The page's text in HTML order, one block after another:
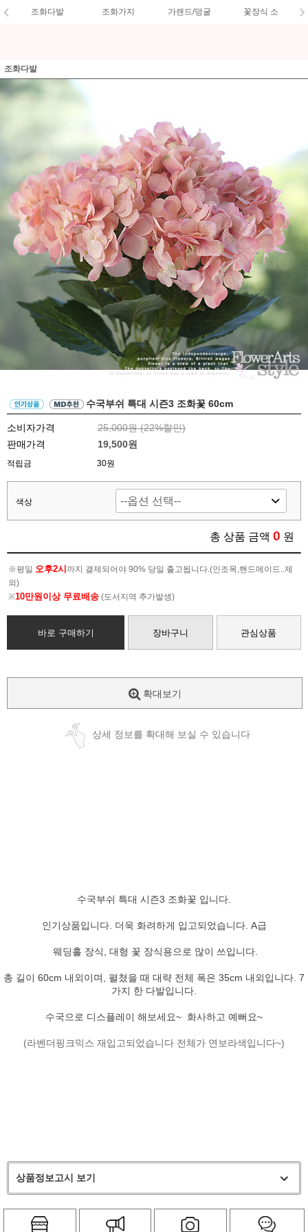
조화다발 조화가지 가랜드/덩굴 꽃장식 소
조화다발
수국부쉬 특대 시즌3 조화꽃 60cm
소비자가격 25,000원 (22%할인)
판매가격
19,500원
적립금 30원
색상
총 상품 금액 0 원
※평일 오후2시 까지 결제되어야 90% 당일 출고됩니다.(인조목,핸드메이드..제
외)
※10만원이상 무료배송 (도서지역 추가발생)
바로 구매하기 장바구니 관심상품
확대보기
상세 정보를 확대해 보실 수 있습니다
수국부쉬 특대 시즌3 조화꽃 입니다.
인기상품입니다. 더욱 화려하게 입고되었습니다. A급
웨딩홀 장식, 대형 꽃 장식용으로 많이 쓰입니다.
총 길이 60cm 내외이며, 펼쳤을 때 대략 전체 폭은 35cm 내외입니다. 7
가지 한 다발입니다.
수국으로 디스플레이 해보세요~ 화사하고 예뻐요~
(라벤더핑크믹스 재입고되었습니다 전체가 연보라색입니다~)
상품정보고시 보기